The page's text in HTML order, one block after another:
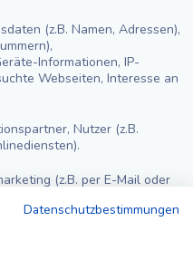
(z.B. Namen, Adressen),
Informationen, IP-
Webseiten, Interesse an
Nutzer (z.B.
(z.B. per E-Mail oder
Konversionsmessung
Profile mit
von Nutzerprofilen).
Datenschutzbestimmungen